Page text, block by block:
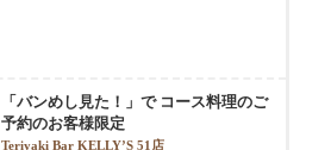
「バンめし見た！」で コース料理のご
予約のお客様限定
Teriyaki Bar KELLY’S 51店